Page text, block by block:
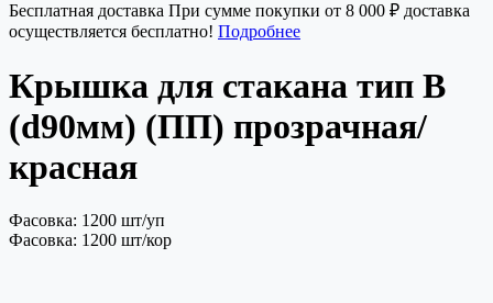
Бесплатная доставка При сумме покупки от 8 000 ₽ доставка
осуществляется бесплатно! Подробнее
Крышка для стакана тип В
(d90мм) (ПП) прозрачная/
красная
Фасовка: 1200 шт/уп
Фасовка: 1200 шт/кор